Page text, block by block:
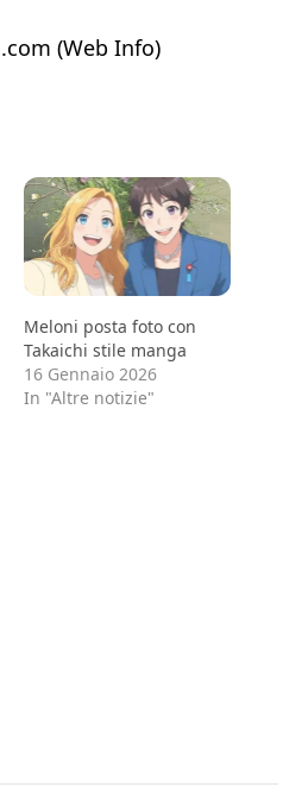
(Web Info)
Meloni posta foto con
Takaichi stile manga
16 Gennaio 2026
In "Altre notizie"